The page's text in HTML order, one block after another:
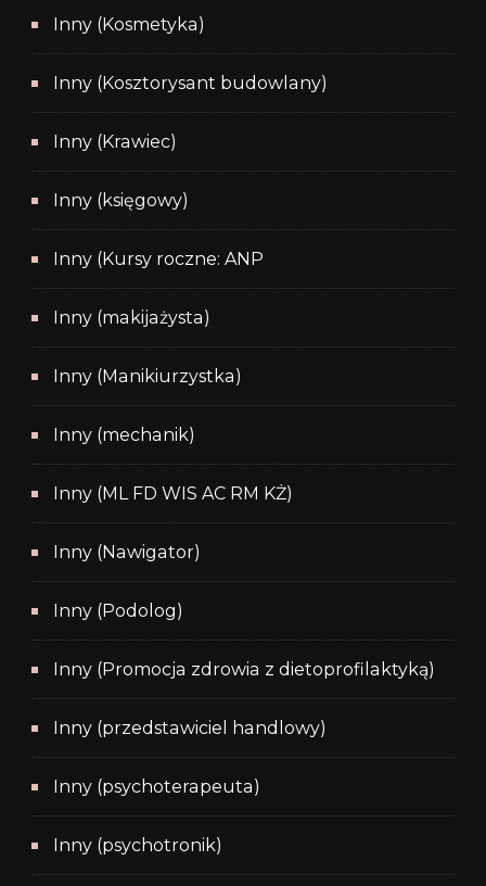
Inny (Kosmetyka)
Inny (Kosztorysant budowlany)
Inny (Krawiec)
Inny (księgowy)
Inny (Kursy roczne: ANP
Inny (makijażysta)
Inny (Manikiurzystka)
Inny (mechanik)
Inny (ML FD WIS AC RM KŻ)
Inny (Nawigator)
Inny (Podolog)
Inny (Promocja zdrowia z dietoprofilaktyką)
Inny (przedstawiciel handlowy)
Inny (psychoterapeuta)
Inny (psychotronik)